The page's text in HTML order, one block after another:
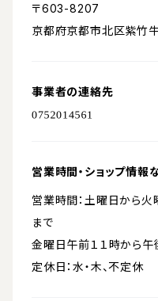
〒603-8207
京都府京都市北区紫竹
事業者の連絡先
営業時間・ショップ情報
営業時間：土曜日から火
まで
金曜日午前１１時から午
定休日：水・木、不定休